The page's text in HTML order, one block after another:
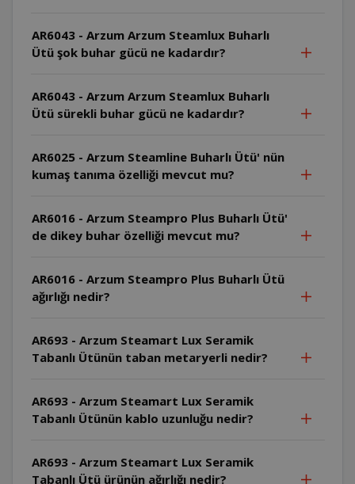
AR6043 - Arzum Arzum Steamlux Buharlı
Ütü şok buhar gücü ne kadardır?
AR6043 - Arzum Arzum Steamlux Buharlı
Ütü sürekli buhar gücü ne kadardır?
AR6025 - Arzum Steamline Buharlı Ütü' nün
kumaş tanıma özelliği mevcut mu?
AR6016 - Arzum Steampro Plus Buharlı Ütü'
de dikey buhar özelliği mevcut mu?
AR6016 - Arzum Steampro Plus Buharlı Ütü
ağırlığı nedir?
AR693 - Arzum Steamart Lux Seramik
Tabanlı Ütünün taban metaryerli nedir?
AR693 - Arzum Steamart Lux Seramik
Tabanlı Ütünün kablo uzunluğu nedir?
AR693 - Arzum Steamart Lux Seramik
Tabanlı Ütü ürünün ağırlığı nedir?